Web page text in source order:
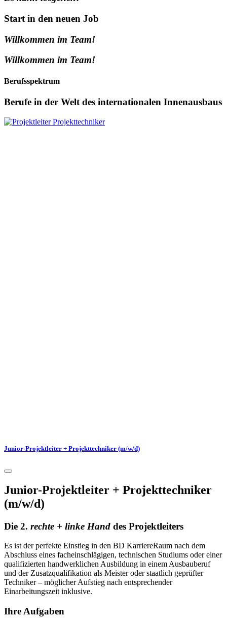
Start in den neuen Job
Willkommen im Team!
Willkommen im Team!
Berufsspektrum
Berufe in der Welt des internationalen Innenausbaus
Junior-Projektleiter + Projekttechniker (m/w/d)
Junior-Projektleiter + Projekttechniker
(m/w/d)
Die 2. rechte + linke Hand des Projektleiters
Es ist der perfekte Einstieg in den BD KarriereRaum nach dem
Abschluss eines facheinschlägigen, technischen Studiums oder einer
qualifizierten handwerklichen Ausbildung in einem Ausbauberuf
und der Zusatzqualifikation als Meister oder staatlich geprüfter
Techniker – möglicher Aufstieg nach entsprechender
Einarbeitungszeit inklusive.
Ihre Aufgaben